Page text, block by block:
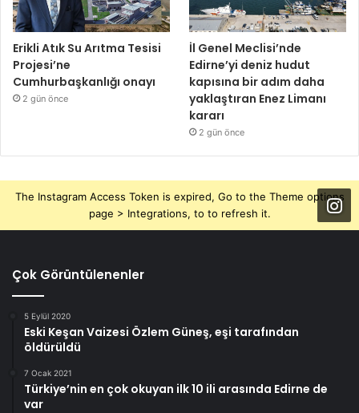
Erikli Atık Su Arıtma Tesisi
Projesi’ne
Cumhurbaşkanlığı onayı
2 gün önce
İl Genel Meclisi’nde
Edirne’yi deniz hudut
kapısına bir adım daha
yaklaştıran Enez Limanı
kararı
2 gün önce
The Instagram Access Token is expired, Go to the Theme options
page > Integrations, to to refresh it.
Çok Görüntülenenler
5 Eylül 2020
Eski Keşan Vaizesi Özlem Güneş, eşi tarafından
öldürüldü
7 Ocak 2021
Türkiye’nin en çok okuyan ilk 10 ili arasında Edirne de
var